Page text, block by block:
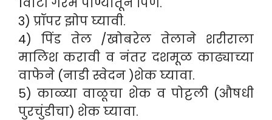
3) प्रॉपर झोप घ्यावी.
4) पिंड तेल /खोबरेल तेलाने शरीराला
मालिश करावी व नंतर दशमूळ काढ्याच्या
वाफेने (नाडी स्वेदन )शेक घ्यावा.
5) काळ्या वाळूचा शेक व पोट्टली (औषधी
पुरचुंडीचा) शेक घ्यावा.